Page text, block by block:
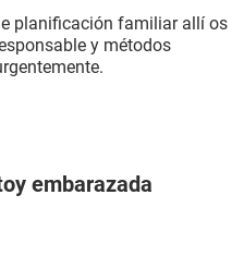
planificación familiar allí os
y métodos
embarazada